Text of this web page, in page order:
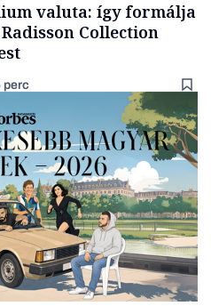
valuta: így formálja
Collection
perc